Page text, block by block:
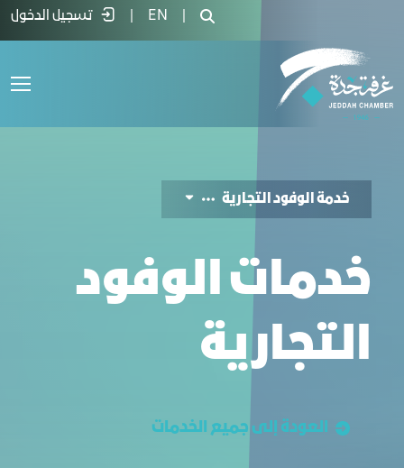
خدمة الوفود التجارية - غرفة جدة
EN تسجيل الدخول
خدمة الوفود التجارية
خدمات الوفود
التجارية
العودة إلى جميع الخدمات